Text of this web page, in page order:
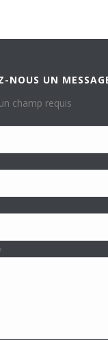
NOUS UN
champ requis